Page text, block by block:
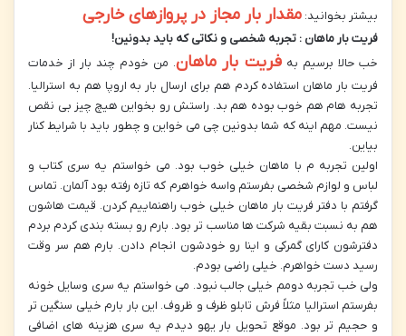
بیشتر بخوانید: مقدار بار مجاز در پروازهای خارجی
فریت بار ماهان : تجربه شخصی و نکاتی که باید بدونین!
خب حالا برسیم به فریت بار ماهان. من خودم چند بار از خدمات
فریت بار ماهان استفاده کردم هم برای ارسال بار به اروپا هم به استرالیا.
تجربه هام هم خوب بوده هم بد. راستش رو بخواین هیچ چیز بی نقص
نیست. مهم اینه که شما بدونین چی می خواین و چطور باید با شرایط کنار
بیاین.
اولین تجربه م با ماهان خیلی خوب بود. می خواستم یه سری کتاب و
لباس و لوازم شخصی بفرستم واسه خواهرم که تازه رفته بود آلمان. تماس
گرفتم با دفتر فریت بار ماهان خیلی خوب راهنماییم کردن. قیمت هاشون
هم به نسبت بقیه شرکت ها مناسب تر بود. بارم رو بسته بندی کردم بردم
دفترشون کارای گمرکی و اینا رو خودشون انجام دادن. بارم هم سر وقت
رسید دست خواهرم. خیلی راضی بودم.
ولی خب تجربه دومم خیلی جالب نبود. می خواستم یه سری وسایل خونه
بفرستم استرالیا مثلاً فرش تابلو ظرف و ظروف. این بار بارم خیلی سنگین تر
و حجیم تر بود. موقع تحویل بار یهو دیدم یه سری هزینه های اضافی